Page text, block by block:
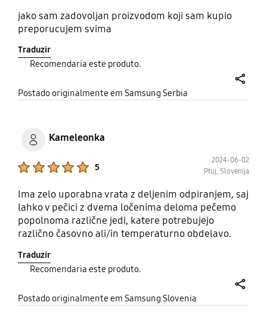
jako sam zadovoljan proizvodom koji sam kupio
preporucujem svima
Traduzir
Recomendaria este produto.
Postado originalmente em Samsung Serbia
Kameleonka
5
2024-06-02
Ptuj, Slovenija
Ima zelo uporabna vrata z deljenim odpiranjem, saj
lahko v pečici z dvema ločenima deloma pečemo
popolnoma različne jedi, katere potrebujejo
različno časovno ali/in temperaturno obdelavo.
motimo spodnjega ( v katerem je včasih jed
občutliva na tempraturna nihanja ) ali želimo v
enakem času zgoraj speči še več različnih jedi ali
večjo količino ene ( na primer kosovno pecivo ).
Traduzir
Recomendaria este produto.
Postado originalmente em Samsung Slovenia